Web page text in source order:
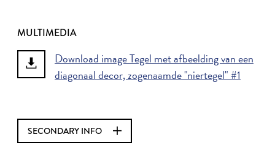
MULTIMEDIA
Download image Tegel met afbeelding van een
diagonaal decor, zogenaamde "niertegel" #1
SECONDARY INFO